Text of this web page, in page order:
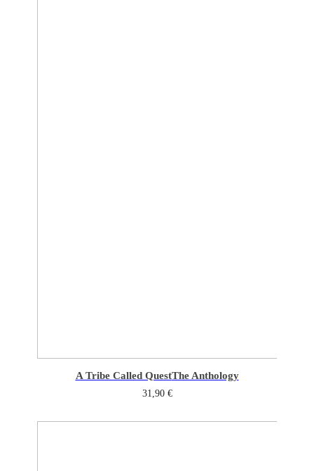
A Tribe Called QuestThe Anthology
31,90 €